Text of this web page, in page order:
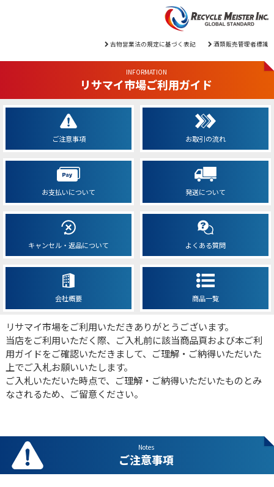
古物営業法の規定に基づく表記 酒類販売管理者標識
INFORMATION
リサマイ市場ご利用ガイド
ご注意事項 お取引の流れ
お支払いについて 発送について
キャンセル・返品について よくある質問
会社概要 商品一覧
リサマイ市場をご利用いただきありがとうございます。
当店をご利用いただく際、ご入札前に該当商品頁および本ご利
用ガイドをご確認いただきまして、ご理解・ご納得いただいた
上でご入札お願いいたします。
ご入札いただいた時点で、ご理解・ご納得いただいたものとみ
なされるため、ご留意ください。
Notes
ご注意事項